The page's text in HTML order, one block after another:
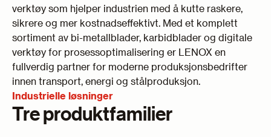
verktøy som hjelper industrien med å kutte raskere,
sikrere og mer kostnadseffektivt. Med et komplett
sortiment av bi-metallblader, karbidblader og digitale
verktøy for prosessoptimalisering er LENOX en
fullverdig partner for moderne produksjonsbedrifter
innen transport, energi og stålproduksjon.
Industrielle løsninger
Tre produktfamilier